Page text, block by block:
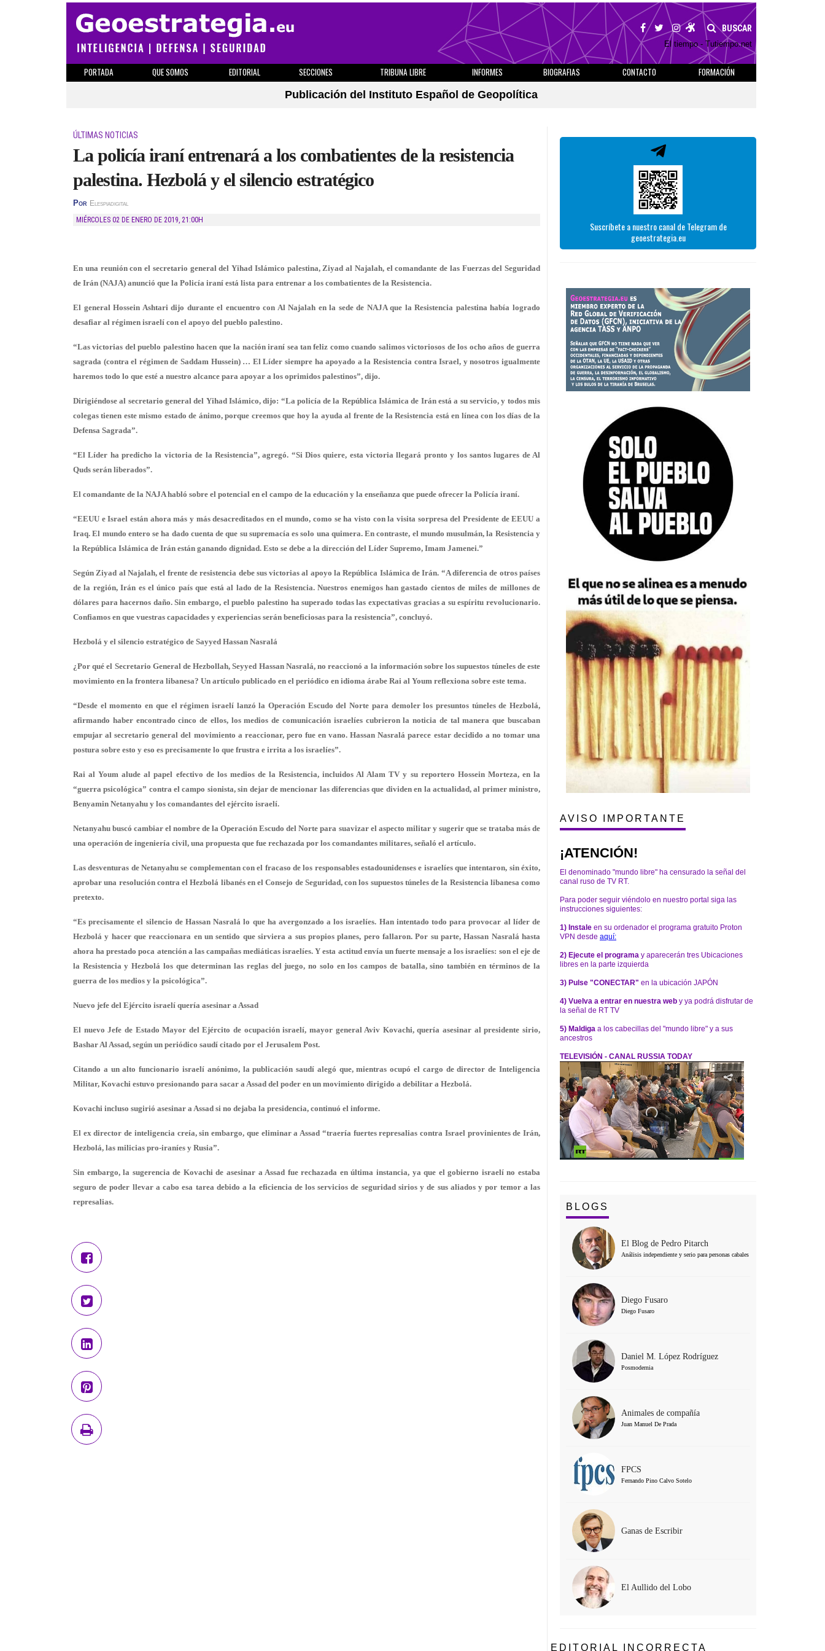
BUSCAR
El tiempo - Tutiempo.net
PORTADA QUE SOMOS EDITORIAL SECCIONES TRIBUNA LIBRE INFORMES BIOGRAFIAS CONTACTO
FORMACIÓN
Publicación del Instituto Español de Geopolítica
ÚLTIMAS NOTICIAS
La policía iraní entrenará a los combatientes de la resistencia
palestina. Hezbolá y el silencio estratégico
Por Elespiadigital
MIÉRCOLES 02 DE ENERO DE 2019, 21:00H
En una reunión con el secretario general del Yihad Islámico palestina, Ziyad al Najalah, el comandante de las Fuerzas del Seguridad
de Irán (NAJA) anunció que la Policía iraní está lista para entrenar a los combatientes de la Resistencia.
El general Hossein Ashtari dijo durante el encuentro con Al Najalah en la sede de NAJA que la Resistencia palestina había logrado
desafiar al régimen israelí con el apoyo del pueblo palestino.
“Las victorias del pueblo palestino hacen que la nación iraní sea tan feliz como cuando salimos victoriosos de los ocho años de guerra
sagrada (contra el régimen de Saddam Hussein) … El Líder siempre ha apoyado a la Resistencia contra Israel, y nosotros igualmente
haremos todo lo que esté a nuestro alcance para apoyar a los oprimidos palestinos”, dijo.
Dirigiéndose al secretario general del Yihad Islámico, dijo: “La policía de la República Islámica de Irán está a su servicio, y todos mis
colegas tienen este mismo estado de ánimo, porque creemos que hoy la ayuda al frente de la Resistencia está en línea con los días de la
Defensa Sagrada”.
“El Líder ha predicho la victoria de la Resistencia”, agregó. “Si Dios quiere, esta victoria llegará pronto y los santos lugares de Al
Quds serán liberados”.
El comandante de la NAJA habló sobre el potencial en el campo de la educación y la enseñanza que puede ofrecer la Policía iraní.
“EEUU e Israel están ahora más y más desacreditados en el mundo, como se ha visto con la visita sorpresa del Presidente de EEUU a
Iraq. El mundo entero se ha dado cuenta de que su supremacía es solo una quimera. En contraste, el mundo musulmán, la Resistencia y
la República Islámica de Irán están ganando dignidad. Esto se debe a la dirección del Líder Supremo, Imam Jamenei.”
Según Ziyad al Najalah, el frente de resistencia debe sus victorias al apoyo la República Islámica de Irán. “A diferencia de otros países
de la región, Irán es el único país que está al lado de la Resistencia. Nuestros enemigos han gastado cientos de miles de millones de
dólares para hacernos daño. Sin embargo, el pueblo palestino ha superado todas las expectativas gracias a su espíritu revolucionario.
Confiamos en que vuestras capacidades y experiencias serán beneficiosas para la resistencia”, concluyó.
Hezbolá y el silencio estratégico de Sayyed Hassan Nasralá
¿Por qué el Secretario General de Hezbollah, Seyyed Hassan Nasralá, no reaccionó a la información sobre los supuestos túneles de este
movimiento en la frontera libanesa? Un artículo publicado en el periódico en idioma árabe Rai al Youm reflexiona sobre este tema.
“Desde el momento en que el régimen israelí lanzó la Operación Escudo del Norte para demoler los presuntos túneles de Hezbolá,
afirmando haber encontrado cinco de ellos, los medios de comunicación israelíes cubrieron la noticia de tal manera que buscaban
empujar al secretario general del movimiento a reaccionar, pero fue en vano. Hassan Nasralá parece estar decidido a no tomar una
postura sobre esto y eso es precisamente lo que frustra e irrita a los israelíes”.
Rai al Youm alude al papel efectivo de los medios de la Resistencia, incluidos Al Alam TV y su reportero Hossein Morteza, en la
“guerra psicológica” contra el campo sionista, sin dejar de mencionar las diferencias que dividen en la actualidad, al primer ministro,
Benyamin Netanyahu y los comandantes del ejército israelí.
Netanyahu buscó cambiar el nombre de la Operación Escudo del Norte para suavizar el aspecto militar y sugerir que se trataba más de
una operación de ingeniería civil, una propuesta que fue rechazada por los comandantes militares, señaló el artículo.
Las desventuras de Netanyahu se complementan con el fracaso de los responsables estadounidenses e israelíes que intentaron, sin éxito,
aprobar una resolución contra el Hezbolá libanés en el Consejo de Seguridad, con los supuestos túneles de la Resistencia libanesa como
pretexto.
“Es precisamente el silencio de Hassan Nasralá lo que ha avergonzado a los israelíes. Han intentado todo para provocar al líder de
Hezbolá y hacer que reaccionara en un sentido que sirviera a sus propios planes, pero fallaron. Por su parte, Hassan Nasralá hasta
ahora ha prestado poca atención a las campañas mediáticas israelíes. Y esta actitud envía un fuerte mensaje a los israelíes: son el eje de
la Resistencia y Hezbolá los que determinan las reglas del juego, no solo en los campos de batalla, sino también en términos de la
guerra de los medios y la psicológica”.
Nuevo jefe del Ejército israelí quería asesinar a Assad
El nuevo Jefe de Estado Mayor del Ejército de ocupación israelí, mayor general Aviv Kovachi, quería asesinar al presidente sirio,
Bashar Al Assad, según un periódico saudí citado por el Jerusalem Post.
Citando a un alto funcionario israelí anónimo, la publicación saudí alegó que, mientras ocupó el cargo de director de Inteligencia
Militar, Kovachi estuvo presionando para sacar a Assad del poder en un movimiento dirigido a debilitar a Hezbolá.
Kovachi incluso sugirió asesinar a Assad si no dejaba la presidencia, continuó el informe.
El ex director de inteligencia creía, sin embargo, que eliminar a Assad “traería fuertes represalias contra Israel provinientes de Irán,
Hezbolá, las milicias pro-iraníes y Rusia”.
Sin embargo, la sugerencia de Kovachi de asesinar a Assad fue rechazada en última instancia, ya que el gobierno israelí no estaba
seguro de poder llevar a cabo esa tarea debido a la eficiencia de los servicios de seguridad sirios y de sus aliados y por temor a las
represalias.
Suscríbete a nuestro canal de Telegram de
geoestrategia.eu
AVISO IMPORTANTE
¡ATENCIÓN!
El denominado "mundo libre" ha censurado la señal del
canal ruso de TV RT.
Para poder seguir viéndolo en nuestro portal siga las
instrucciones siguientes:
1) Instale en su ordenador el programa gratuito Proton
VPN desde aquí:
2) Ejecute el programa y aparecerán tres Ubicaciones
libres en la parte izquierda
3) Pulse "CONECTAR" en la ubicación JAPÓN
4) Vuelva a entrar en nuestra web y ya podrá disfrutar de
la señal de RT TV
5) Maldiga a los cabecillas del "mundo libre" y a sus
ancestros
TELEVISIÓN - CANAL RUSSIA TODAY
BLOGS
El Blog de Pedro Pitarch
Análisis independiente y serio para personas cabales
Diego Fusaro
Diego Fusaro
Daniel M. López Rodríguez
Posmodernia
Animales de compañía
Juan Manuel De Prada
FPCS
Fernando Pino Calvo Sotelo
Ganas de Escribir
El Aullido del Lobo
EDITORIAL INCORRECTA